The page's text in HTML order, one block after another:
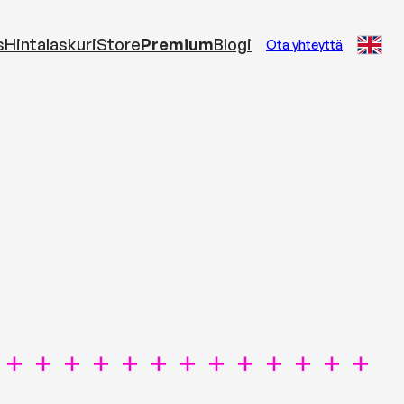
HintalaskuriStorePremiumBlogi Ota yhteyttä